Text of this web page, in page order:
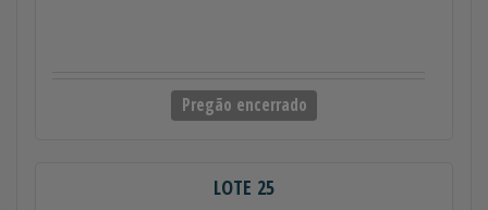
Pregão encerrado
LOTE 25